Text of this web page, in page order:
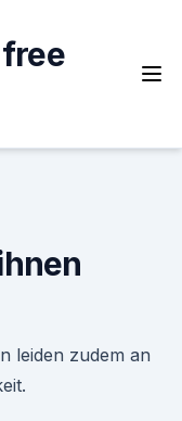
leiden zudem an